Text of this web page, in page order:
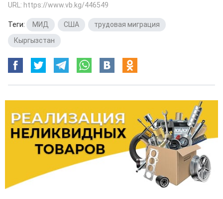
URL: https://www.vb.kg/446549
Теги: МИД США трудовая миграция
Кыргызстан